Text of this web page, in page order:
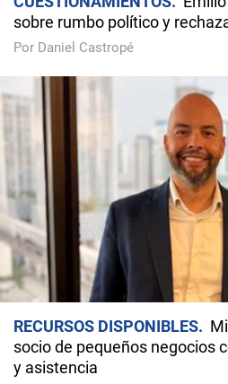
sobre rumbo político y
Por Daniel Castropé
RECURSOS DISPONIBLES
socio de pequeños negocios
y asistencia